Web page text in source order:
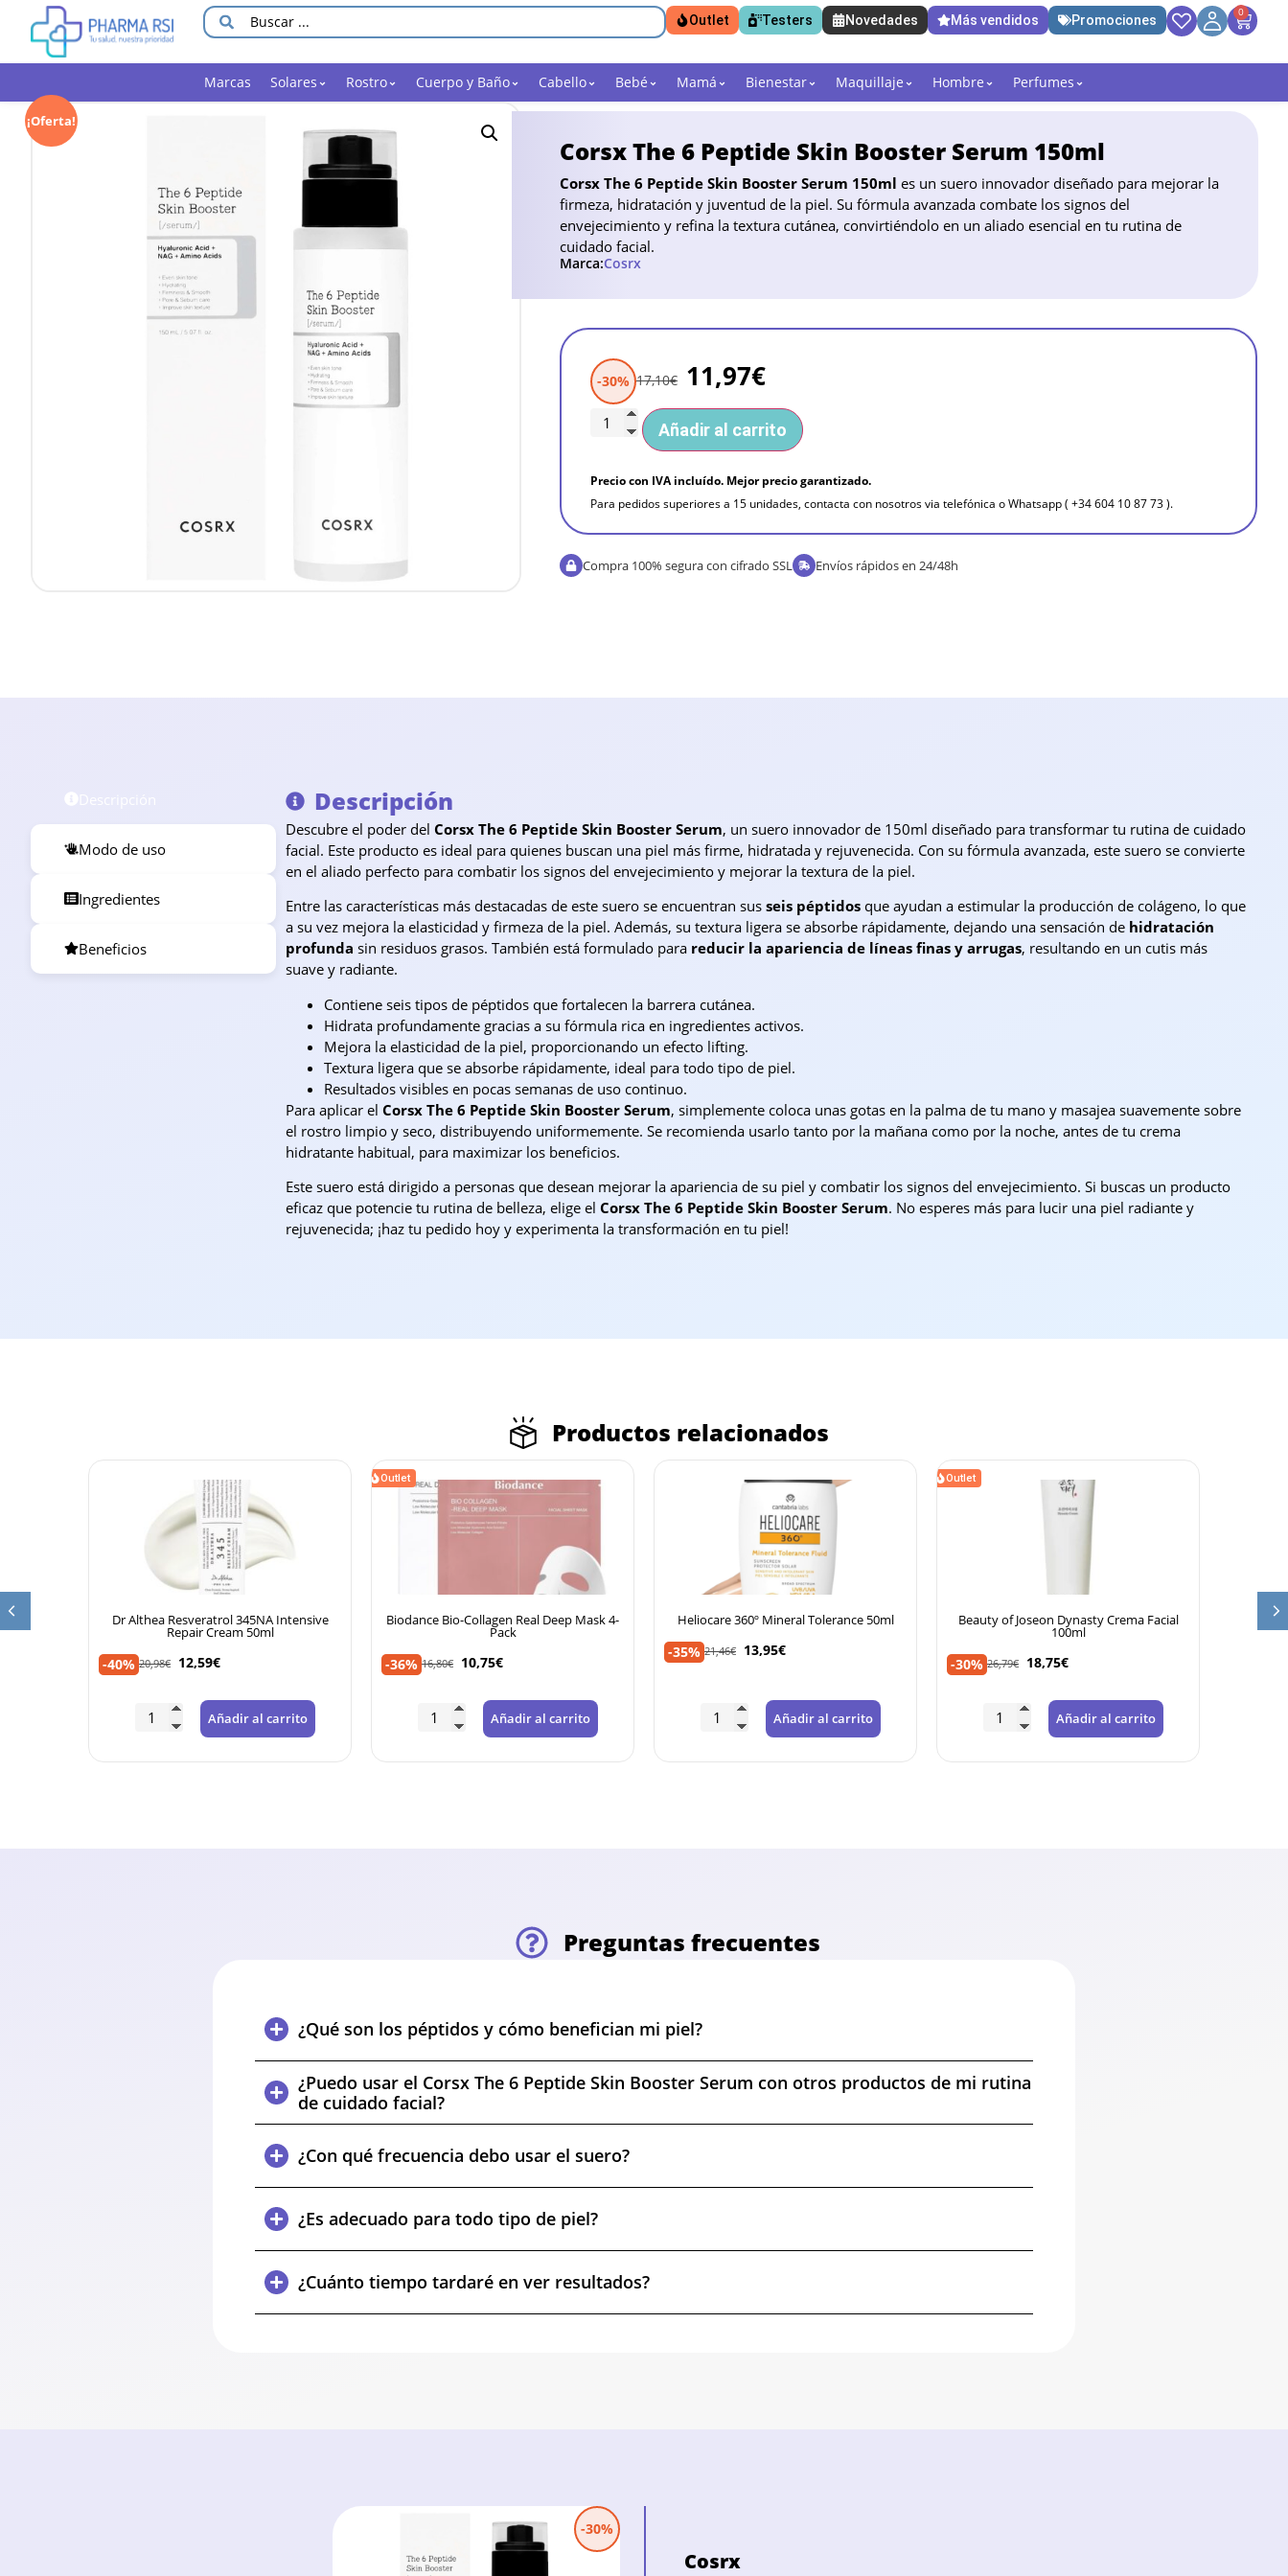
Outlet Testers Novedades Más vendidos Promociones
0
Marcas Solares Rostro Cuerpo y Baño Cabello Bebé Mamá Bienestar Maquillaje Hombre Perfumes
¡Oferta!
Corsx The 6 Peptide Skin Booster Serum 150ml
Corsx The 6 Peptide Skin Booster Serum 150ml es un suero innovador diseñado para mejorar la
firmeza, hidratación y juventud de la piel. Su fórmula avanzada combate los signos del
envejecimiento y refina la textura cutánea, convirtiéndolo en un aliado esencial en tu rutina de
cuidado facial.
Marca:Cosrx
-30% 17,10€ 11,97€
Añadir al carrito
Precio con IVA incluído. Mejor precio garantizado.
Para pedidos superiores a 15 unidades, contacta con nosotros via telefónica o Whatsapp ( +34 604 10 87 73 ).
Compra 100% segura con cifrado SSL Envíos rápidos en 24/48h
Modo de uso
Ingredientes
Beneficios
Descripción
Descubre el poder del Corsx The 6 Peptide Skin Booster Serum, un suero innovador de 150ml diseñado para transformar tu rutina de cuidado
facial. Este producto es ideal para quienes buscan una piel más firme, hidratada y rejuvenecida. Con su fórmula avanzada, este suero se convierte
en el aliado perfecto para combatir los signos del envejecimiento y mejorar la textura de la piel.
Entre las características más destacadas de este suero se encuentran sus seis péptidos que ayudan a estimular la producción de colágeno, lo que
a su vez mejora la elasticidad y firmeza de la piel. Además, su textura ligera se absorbe rápidamente, dejando una sensación de hidratación
profunda sin residuos grasos. También está formulado para reducir la apariencia de líneas finas y arrugas, resultando en un cutis más
suave y radiante.
Contiene seis tipos de péptidos que fortalecen la barrera cutánea.
Hidrata profundamente gracias a su fórmula rica en ingredientes activos.
Mejora la elasticidad de la piel, proporcionando un efecto lifting.
Textura ligera que se absorbe rápidamente, ideal para todo tipo de piel.
Resultados visibles en pocas semanas de uso continuo.
Para aplicar el Corsx The 6 Peptide Skin Booster Serum, simplemente coloca unas gotas en la palma de tu mano y masajea suavemente sobre
el rostro limpio y seco, distribuyendo uniformemente. Se recomienda usarlo tanto por la mañana como por la noche, antes de tu crema
hidratante habitual, para maximizar los beneficios.
Este suero está dirigido a personas que desean mejorar la apariencia de su piel y combatir los signos del envejecimiento. Si buscas un producto
eficaz que potencie tu rutina de belleza, elige el Corsx The 6 Peptide Skin Booster Serum. No esperes más para lucir una piel radiante y
rejuvenecida; ¡haz tu pedido hoy y experimenta la transformación en tu piel!
Productos relacionados
Dr Althea Resveratrol 345NA Intensive
Repair Cream 50ml
€ 12,59€
Añadir al carrito
Biodance Bio-Collagen Real Deep Mask 4-
€ 10,75€
Añadir al carrito
Heliocare 360º Mineral Tolerance 50ml
€ 13,95€
Añadir al carrito
Beauty of Joseon Dynasty Crema Facial
100ml
€ 18,75€
Añadir al carrito
Beauty of
Preguntas frecuentes
¿Qué son los péptidos y cómo benefician mi piel?
¿Puedo usar el Corsx The 6 Peptide Skin Booster Serum con otros productos de mi rutina
de cuidado facial?
¿Con qué frecuencia debo usar el suero?
¿Es adecuado para todo tipo de piel?
¿Cuánto tiempo tardaré en ver resultados?
-30%
Cosrx